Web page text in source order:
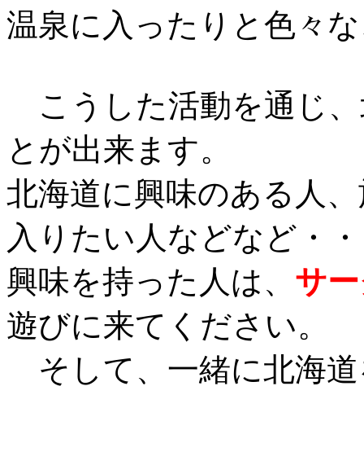
温泉に入ったりと色々
こうした活動を通じ
とが出来ます。
北海道に興味のある人
入りたい人などなど・
興味を持った人は、 サ
遊びに来てください。
そして、一緒に北海